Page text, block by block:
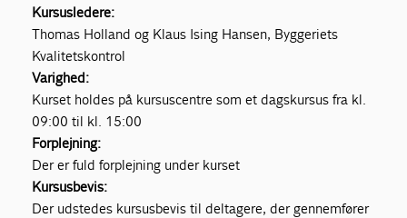
Kursusledere:
Thomas Holland og Klaus Ising Hansen, Byggeriets
Kvalitetskontrol
Varighed:
Kurset holdes på kursuscentre som et dagskursus fra kl.
09:00 til kl. 15:00
Forplejning:
Der er fuld forplejning under kurset
Kursusbevis:
Der udstedes kursusbevis til deltagere, der gennemfører